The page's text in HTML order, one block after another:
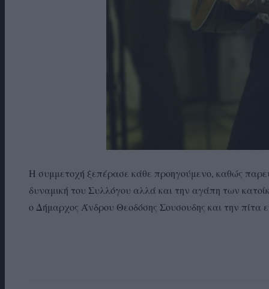
Η συμμετοχή ξεπέρασε κάθε προηγούμενο, καθώς
δυναμική του Συλλόγου αλλά και την αγάπη των
ο Δήμαρχος Άνδρου Θεοδόσης Σουσουδης και την πίτα